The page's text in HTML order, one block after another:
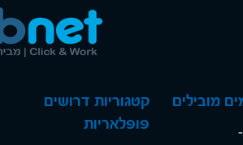
מובילים
Back Office -
קטגוריות דרושים
פופלאריות